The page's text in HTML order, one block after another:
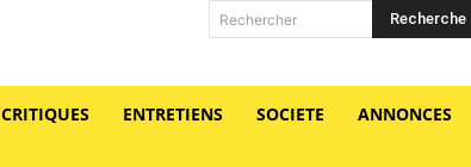
Rechercher Recherche
CRITIQUES ENTRETIENS SOCIETE ANNONCES